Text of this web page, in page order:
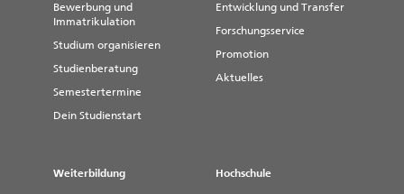
Bewerbung und
Immatrikulation
Studium organisieren
Studienberatung
Semestertermine
Dein Studienstart
Entwicklung und Transfer
Forschungsservice
Promotion
Aktuelles
Weiterbildung Hochschule